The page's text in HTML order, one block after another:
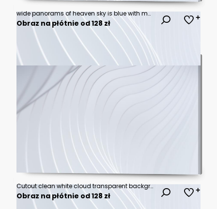
wide panorams of heaven sky is blue with many clouds. clouds are scattered throughout the sky and are of various sizes.
Obraz na płótnie od 128 zł
Cutout clean white cloud transparent backgrounds special effect 3d illustration
Obraz na płótnie od 128 zł